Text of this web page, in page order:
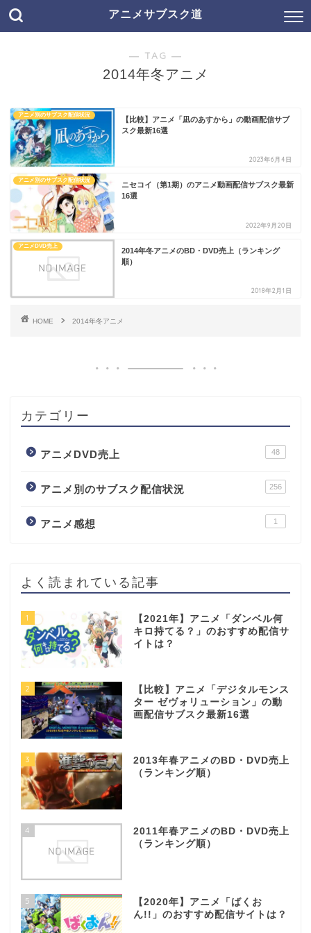
アニメサブスク道
― TAG ―
2014年冬アニメ
アニメ別のサブスク配信状況
【比較】アニメ「凪のあすから」の動画配信サブ
スク最新16選
2023年6月4日
アニメ別のサブスク配信状況
ニセコイ（第1期）のアニメ動画配信サブスク最新
16選
2022年9月20日
アニメDVD売上
2014年冬アニメのBD・DVD売上（ランキング
順）
2018年2月1日
HOME 2014年冬アニメ
カテゴリー
アニメDVD売上 48
アニメ別のサブスク配信状況 256
アニメ感想 1
よく読まれている記事
1
【2021年】アニメ「ダンベル何
キロ持てる？」のおすすめ配信サ
イトは？
2
【比較】アニメ「デジタルモンス
ター ゼヴォリューション」の動
画配信サブスク最新16選
3
2013年春アニメのBD・DVD売上
（ランキング順）
4
2011年春アニメのBD・DVD売上
（ランキング順）
5
【2020年】アニメ「ばくお
ん!!」のおすすめ配信サイトは？